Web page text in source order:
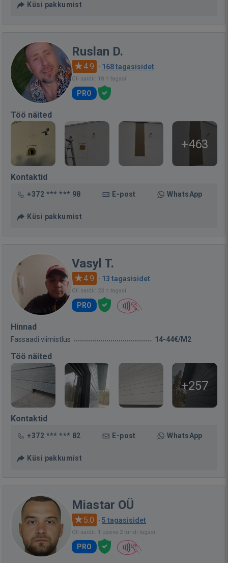
Küsi pakkumist
Ruslan D.
4.9 · 168 tagasisidet
Oli saidil: 18 h tagasi
PRO
Töö näited
+463
Kontaktid
+372 *** *** 98 E-post WhatsApp
Küsi pakkumist
Vasyl T.
4.9 · 13 tagasisidet
Oli saidil: 23 h tagasi
PRO
Hinnad
Fassaadi viimistlus 14-44€/M2
Töö näited
+257
Kontaktid
+372 *** *** 82 E-post WhatsApp
Küsi pakkumist
Miastar OÜ
5.0 · 5 tagasisidet
Oli saidil: 1 päeva 2 tundi tagasi
PRO